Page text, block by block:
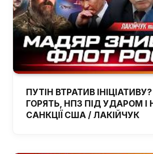
ПУТІН ВТРАТИВ
ГОРЯТЬ, НПЗ ПІД УДАРОМ І
САНКЦІЇ США / ЛАКІЙЧУК